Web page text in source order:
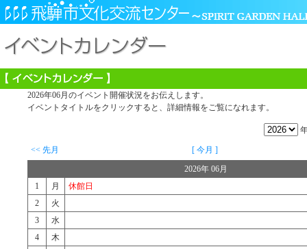
2026年06月のイベント開催状況をお伝えします。
イベントタイトルをクリックすると、詳細情報をご覧になれます。
<< 先月
[ 今月 ]
2026年 06月
1
月
休館日
2
火
3
水
4
木